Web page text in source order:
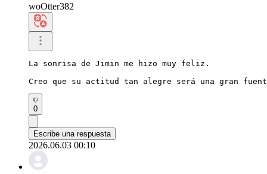
woOtter382
La sonrisa de Jimin me hizo muy feliz.
Creo que su actitud tan alegre será una gran
0
Escribe una respuesta
2026.06.03 00:10